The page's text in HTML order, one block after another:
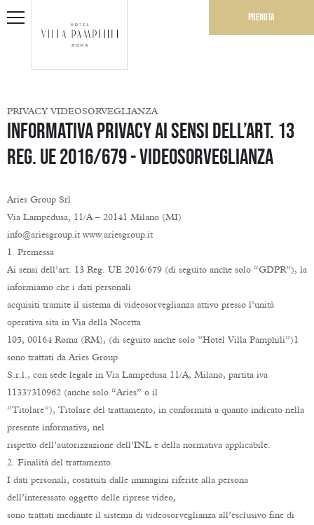
Prenota
PRIVACY VIDEOSORVEGLIANZA
Informativa privacy ai sensi dell’art. 13
Reg. UE 2016/679 - Videosorveglianza
Aries Group Srl
Via Lampedusa, 11/A – 20141 Milano (MI)
info@ariesgroup.it www.ariesgroup.it
1. Premessa
Ai sensi dell’art. 13 Reg. UE 2016/679 (di seguito anche solo “GDPR”), la
informiamo che i dati personali
acquisiti tramite il sistema di videosorveglianza attivo presso l’unità
operativa sita in Via della Nocetta
105, 00164 Roma (RM), (di seguito anche solo ”Hotel Villa Pamphili”)1
sono trattati da Aries Group
S.r.l., con sede legale in Via Lampedusa 11/A, Milano, partita iva
11337310962 (anche solo “Aries” o il
“Titolare”), Titolare del trattamento, in conformità a quanto indicato nella
presente informativa, nel
rispetto dell’autorizzazione dell’INL e della normativa applicabile.
2. Finalità del trattamento.
I dati personali, costituiti dalle immagini riferite alla persona
dell’interessato oggetto delle riprese video,
sono trattati mediante il sistema di videosorveglianza all’esclusivo fine di